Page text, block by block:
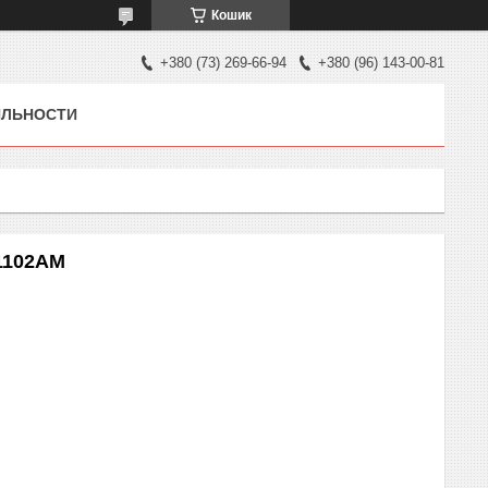
Кошик
+380 (73) 269-66-94 +380 (96) 143-00-81